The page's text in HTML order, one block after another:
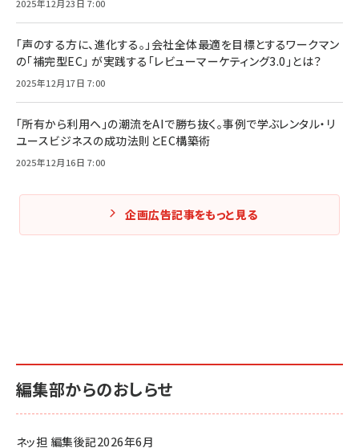
2025年12月23日 7:00
「声のする方に、進化する。」会社全体最適を目標とするワークマン
の「補完型EC」 が実践する「レビューマーケティング3.0」とは？
2025年12月17日 7:00
「所有から利用へ」の潮流をAIで勝ち抜く。事例で学ぶレンタル・リ
ユースビジネスの成功法則とEC構築術
2025年12月16日 7:00
企画広告記事をもっと見る
編集部からのおしらせ
ネッ担 編集後記2026年6月